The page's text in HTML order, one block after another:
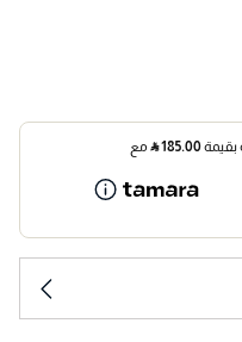
185.00
⃁ مع